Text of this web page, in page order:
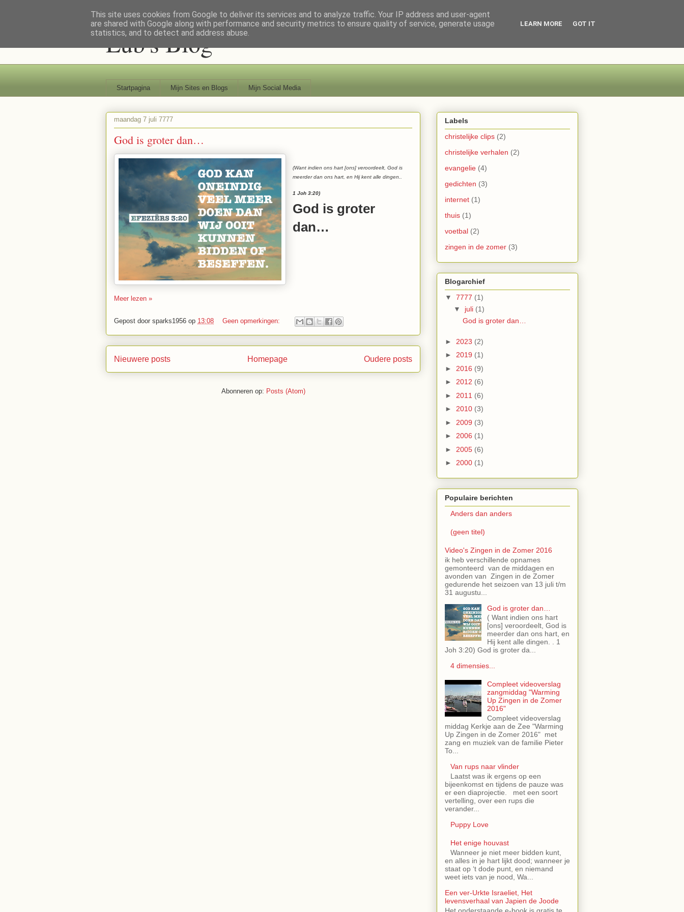
Lub's Blog
Startpagina Mijn Sites en Blogs Mijn Social Media
maandag 7 juli 7777
God is groter dan…
(Want indien ons hart [ons] veroordeelt, God is
meerder dan ons hart, en Hij kent alle dingen.
1 Joh 3:20)
God is groter
dan…
Meer lezen »
Gepost door sparks1956 op 13:08 Geen opmerkingen:
Nieuwere posts Oudere posts
Homepage
Abonneren op: Posts (Atom)
Labels
christelijke clips (2)
christelijke verhalen (2)
evangelie (4)
gedichten (3)
internet (1)
thuis (1)
voetbal (2)
zingen in de zomer (3)
Blogarchief
▼ 7777 (1)
▼ juli (1)
God is groter dan…
► 2023 (2)
► 2019 (1)
► 2016 (9)
► 2012 (6)
► 2011 (6)
► 2010 (3)
► 2009 (3)
► 2006 (1)
► 2005 (6)
► 2000 (1)
Populaire berichten
Anders dan anders
(geen titel)
Video's Zingen in de Zomer 2016
ik heb verschillende opnames
gemonteerd van de middagen en
avonden van Zingen in de Zomer
gedurende het seizoen van 13 juli t/m
31 augustu...
God is groter dan…
( Want indien ons hart
[ons] veroordeelt, God is
meerder dan ons hart, en
Hij kent alle dingen. . 1
Joh 3:20) God is groter da...
4 dimensies...
Compleet videoverslag
zangmiddag "Warming
Up Zingen in de Zomer
2016"
Compleet videoverslag
middag Kerkje aan de Zee "Warming
Up Zingen in de Zomer 2016" met
zang en muziek van de familie Pieter
To...
Van rups naar vlinder
Laatst was ik ergens op een
bijeenkomst en tijdens de pauze was
er een diaprojectie. met een soort
vertelling, over een rups die
verander...
Puppy Love
Het enige houvast
Wanneer je niet meer bidden kunt,
en alles in je hart lijkt dood; wanneer je
staat op ‘t dode punt, en niemand
weet iets van je nood, Wa...
Een ver-Urkte Israeliet, Het
levensverhaal van Japien de Joode
Het onderstaande e-book is gratis te
This site uses cookies from Google to deliver its services and to analyze traffic. Your IP address and user-agent
are shared with Google along with performance and security metrics to ensure quality of service, generate usage
statistics, and to detect and address abuse.
LEARN MORE GOT IT